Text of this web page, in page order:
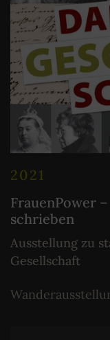
2021
FrauenPower
schrieben
Ausstellung zu
Gesellschaft